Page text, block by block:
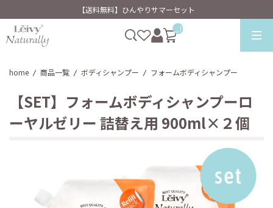
【送料無料】ひんやりサマーセット
__ITM_CNT__
home / 商品一覧 / ボディシャンプー / フォームボディシャンプー
【SET】フォームボディシャンプーロ
ーヤルゼリー 詰替え用 900ml×２個